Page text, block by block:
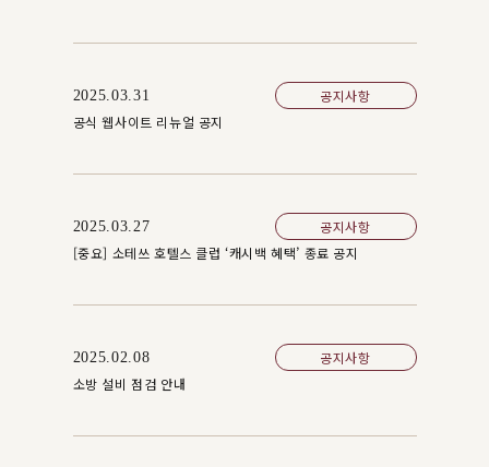
2025.03.31
공지사항
공식 웹사이트 리뉴얼 공지
2025.03.27
공지사항
[중요] 소테쓰 호텔스 클럽 ‘캐시백 혜택’ 종료 공지
2025.02.08
공지사항
소방 설비 점검 안내